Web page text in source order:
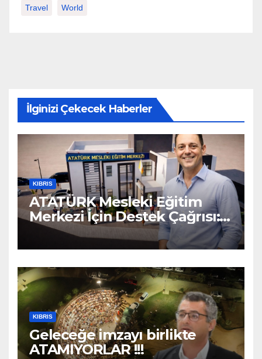
Travel World
İlginizi Çekecek Haberler
KIBRIS
ATATÜRK Mesleki Eğitim
Merkezi İçin Destek Çağrısı:
“Geleceğe Açılan Kapıyı
Birlikte Tamamlayalım”
KIBRIS
Geleceğe imzayı birlikte
ATAMIYORLAR !!!